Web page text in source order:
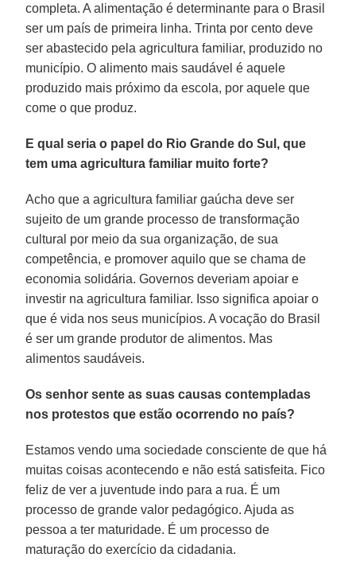
completa. A alimentação é determinante para o Brasil
ser um país de primeira linha. Trinta por cento deve
ser abastecido pela agricultura familiar, produzido no
município. O alimento mais saudável é aquele
produzido mais próximo da escola, por aquele que
come o que produz.
E qual seria o papel do Rio Grande do Sul, que
tem uma agricultura familiar muito forte?
Acho que a agricultura familiar gaúcha deve ser
sujeito de um grande processo de transformação
cultural por meio da sua organização, de sua
competência, e promover aquilo que se chama de
economia solidária. Governos deveriam apoiar e
investir na agricultura familiar. Isso significa apoiar o
que é vida nos seus municípios. A vocação do Brasil
é ser um grande produtor de alimentos. Mas
alimentos saudáveis.
Os senhor sente as suas causas contempladas
nos protestos que estão ocorrendo no país?
Estamos vendo uma sociedade consciente de que há
muitas coisas acontecendo e não está satisfeita. Fico
feliz de ver a juventude indo para a rua. É um
processo de grande valor pedagógico. Ajuda as
pessoa a ter maturidade. É um processo de
maturação do exercício da cidadania.